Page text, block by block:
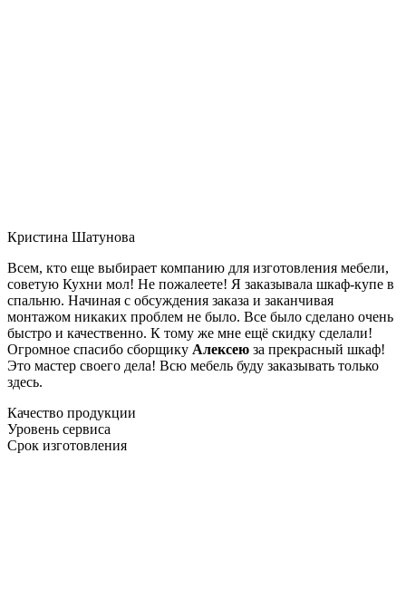
Кристина Шатунова
Всем, кто еще выбирает компанию для изготовления мебели,
советую Кухни мол! Не пожалеете! Я заказывала шкаф-купе в
спальню. Начиная с обсуждения заказа и заканчивая
монтажом никаких проблем не было. Все было сделано очень
быстро и качественно. К тому же мне ещё скидку сделали!
Огромное спасибо сборщику Алексею за прекрасный шкаф!
Это мастер своего дела! Всю мебель буду заказывать только
здесь.
Качество продукции
Уровень сервиса
Срок изготовления